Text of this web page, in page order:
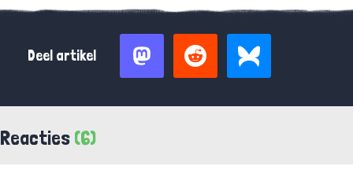
Deel artikel
Reacties (6)